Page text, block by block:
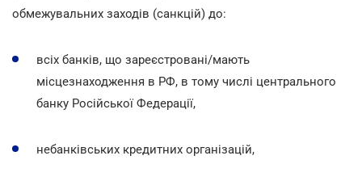
обмежувальних заходів (санкцій) до:
всіх банків, що зареєстровані/мають
місцезнаходження в РФ, в тому числі центрального
банку Російської Федерації,
небанківських кредитних організацій,